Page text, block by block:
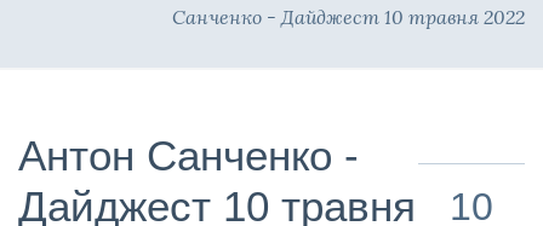
Санченко - Дайджест 10 травня 2022
Антон Санченко -
Дайджест 10 травня
10